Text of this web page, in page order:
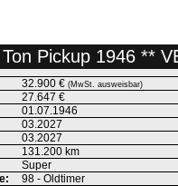
Pickup 1946 **
32.900 € (MwSt. ausweisbar)
27.647 €
01.07.1946
03.2027
03.2027
131.200 km
Super
98 - Oldtimer